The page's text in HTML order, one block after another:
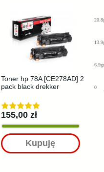
Toner hp 78A [CE278AD] 2
pack black drekker
155,00 zł
Kupuję
6.9gr
0